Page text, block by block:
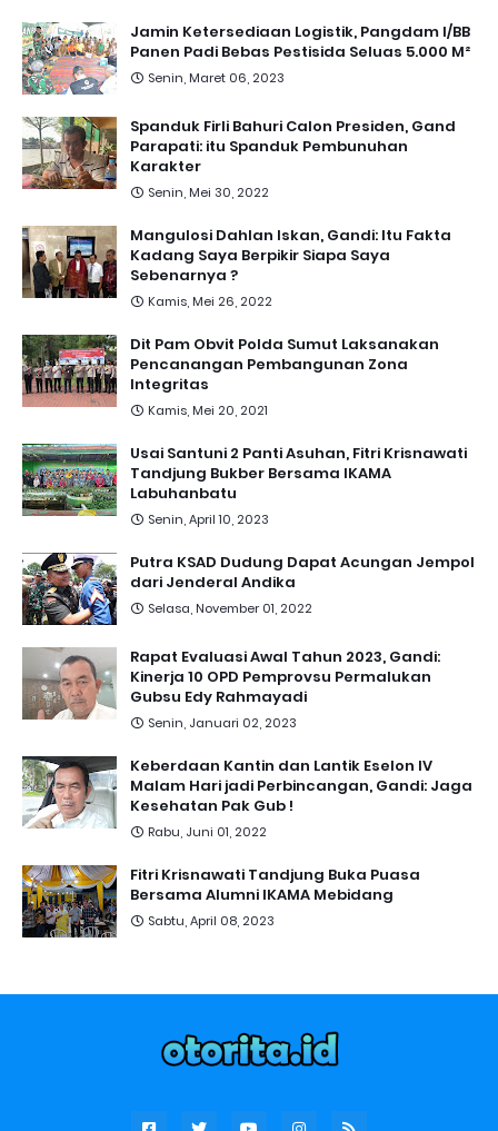
Jamin Ketersediaan Logistik, Pangdam I/BB
Panen Padi Bebas Pestisida Seluas 5.000 M²
Senin, Maret 06, 2023
Spanduk Firli Bahuri Calon Presiden, Gand
Parapati: itu Spanduk Pembunuhan
Karakter
Senin, Mei 30, 2022
Mangulosi Dahlan Iskan, Gandi: Itu Fakta
Kadang Saya Berpikir Siapa Saya
Sebenarnya ?
Kamis, Mei 26, 2022
Dit Pam Obvit Polda Sumut Laksanakan
Pencanangan Pembangunan Zona
Integritas
Kamis, Mei 20, 2021
Usai Santuni 2 Panti Asuhan, Fitri Krisnawati
Tandjung Bukber Bersama IKAMA
Labuhanbatu
Senin, April 10, 2023
Putra KSAD Dudung Dapat Acungan Jempol
dari Jenderal Andika
Selasa, November 01, 2022
Rapat Evaluasi Awal Tahun 2023, Gandi:
Kinerja 10 OPD Pemprovsu Permalukan
Gubsu Edy Rahmayadi
Senin, Januari 02, 2023
Keberdaan Kantin dan Lantik Eselon IV
Malam Hari jadi Perbincangan, Gandi: Jaga
Kesehatan Pak Gub !
Rabu, Juni 01, 2022
Fitri Krisnawati Tandjung Buka Puasa
Bersama Alumni IKAMA Mebidang
Sabtu, April 08, 2023